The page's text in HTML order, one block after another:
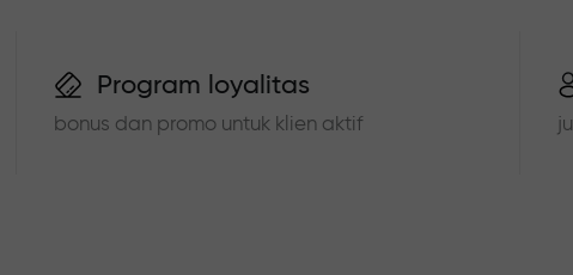
Program loyalitas
bonus dan promo untuk klien aktif